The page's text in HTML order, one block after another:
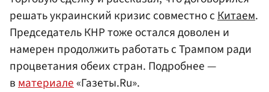
решать украинский кризис совместно сКитаем.
Председатель КНР тоже остался доволен и
намерен продолжить работать с Трампом ради
процветания обеих стран. Подробнее —
вматериале«Газеты.Ru».